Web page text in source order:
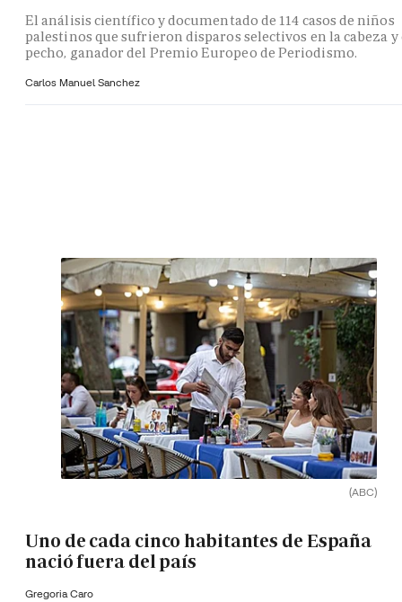
El análisis científico y documentado de 114 casos de niños
palestinos que sufrieron disparos selectivos en la cabeza y
pecho, ganador del Premio Europeo de Periodismo.
Carlos Manuel Sanchez
(ABC)
Uno de cada cinco habitantes de España
nació fuera del país
Gregoria Caro